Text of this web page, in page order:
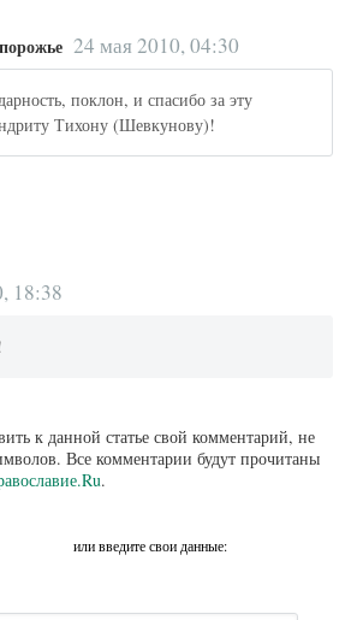
24 мая 2010, 04:30
поклон, и спасибо за эту
Тихону (Шевкунову)!
18:38
к данной статье свой комментарий, не
Все комментарии будут прочитаны
.
или введите свои данные: